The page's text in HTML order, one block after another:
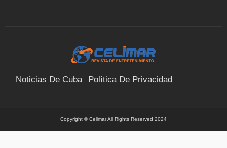
Noticias De Cuba Política De Privacidad
Copyright © Celimar All Rights Reserved 2024